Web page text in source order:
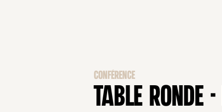
CONFÉRENCE
TABLE RONDE